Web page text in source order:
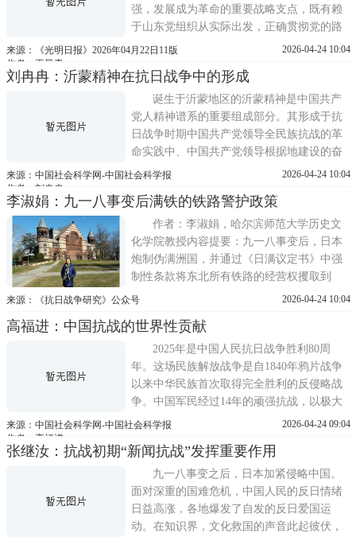
强，发展成为革命的重要战略支点，既有赖
于山东党组织从实际出发，正确贯彻党的路
线方针政策，更与党中央对山东抗日根据地
一山东连接华北与华中，控扼津浦铁路，濒
临渤海与黄海，北当京津门户，南接中原腹
地，具有重要的战略地
来源：《光明日报》2026年04月22日11版
作者：王凤青
2026-04-24 10:04
刘冉冉：沂蒙精神在抗日战争中的形成
诞生于沂蒙地区的沂蒙精神是中国共产
党人精神谱系的重要组成部分。其形成于抗
日战争时期中国共产党领导全民族抗战的革
命实践中、中国共产党领导根据地建设的奋
斗历程中和沂蒙人民爱党爱军的坚定信念
党领导全民族抗战的革命实践中。近代以
来，沂蒙地区曾经屡遭列强和封建势力的压
迫。直到中国共产党成立后，
来源：中国社会科学网-中国社会科学报
作者：刘冉冉
2026-04-24 10:04
李淑娟：九一八事变后满铁的铁路警护政策
作者：李淑娟，哈尔滨师范大学历史文
化学院教授内容提要：九一八事变后，日本
炮制伪满洲国，并通过《日满议定书》中强
制性条款将东北所有铁路的经营权攫取到
手。从此，东北铁路彻底沦为日本殖民侵略
盘剥压榨东北民众的工具。为此，满铁构建
了一整套适应战时体制的铁路警护政策，以
期在战时体制下保障铁路运输畅
来源：《抗日战争研究》公众号 2026-04-24 10:04
高福进：中国抗战的世界性贡献
2025年是中国人民抗日战争胜利80周
年。这场民族解放战争是自1840年鸦片战争
以来中华民族首次取得完全胜利的反侵略战
争。中国军民经过14年的顽强抗战，以极大
伤亡代价拖住日本数百万军力，直接减轻了
了欧洲反法西斯战场的腹背受敌之患。可以
说，中国人民抗日战争开辟了东方主战场，
为世界反法西斯战争的胜利作出
来源：中国社会科学网-中国社会科学报
作者：高福进
2026-04-24 09:04
张继汝：抗战初期“新闻抗战”发挥重要作用
九一八事变之后，日本加紧侵略中国。
面对深重的国难危机，中国人民的反日情绪
日益高涨，各地爆发了自发的反日爱国运
动。在知识界，文化救国的声音此起彼伏，